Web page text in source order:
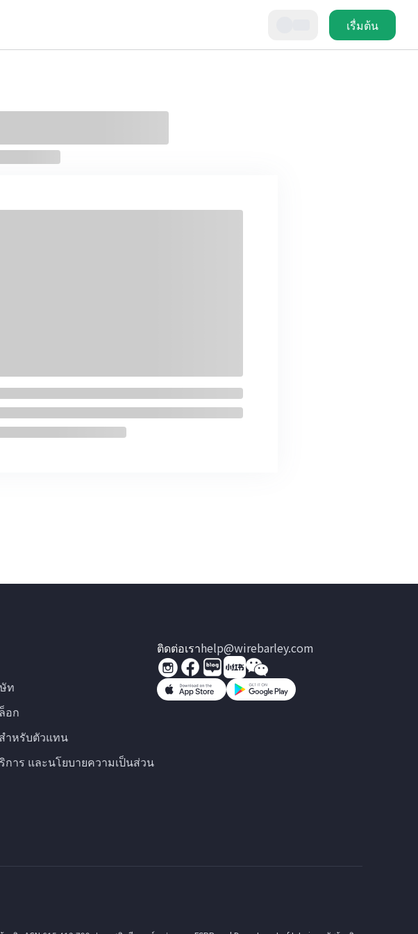
เรื่มต้น
ท
อก
ำหรับตัวแทน
การ และนโยบายความเป็นส่วน
ติดต่อเราhelp@wirebarley.com